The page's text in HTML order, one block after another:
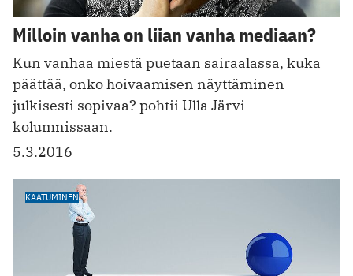
Milloin vanha on liian vanha mediaan?
Kun vanhaa miestä puetaan sairaalassa, kuka
päättää, onko hoivaamisen näyttäminen
julkisesti sopivaa? pohtii Ulla Järvi
kolumnissaan.
5.3.2016
KAATUMINEN